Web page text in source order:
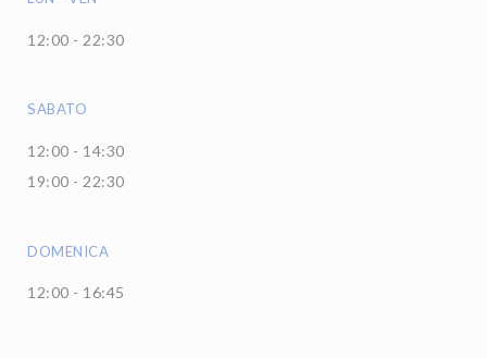
12:00 - 22:30
SABATO
12:00 - 14:30
19:00 - 22:30
DOMENICA
12:00 - 16:45